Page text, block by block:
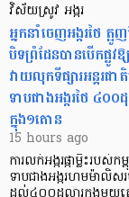
វិស័យស្រូវ អង្ករ
អ្នកនាំចេញអង្ករថៃ ត្អូញ
បិទព្រំដែនបានបើកផ្លូវឱ្យ
វាយលុកទីផ្សារអន្តរជា
ទាបជាងអង្ករថៃ ៤០០ដុ
ក្នុង១តោន
15 hours ago
ការលក់អង្ករផ្កាម្លិះរបស់កម្
ទាបជាងអង្ករហមម៉ាលិ